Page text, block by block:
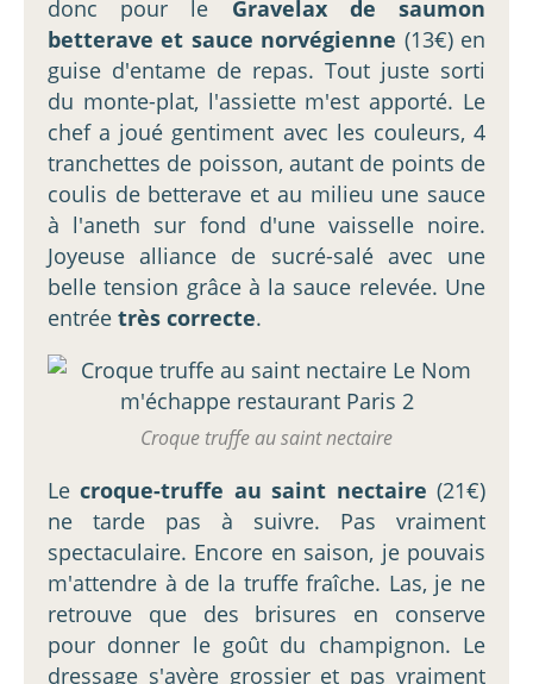
donc pour le Gravelax de saumon
betterave et sauce norvégienne (13€) en
guise d'entame de repas. Tout juste sorti
du monte-plat, l'assiette m'est apporté. Le
chef a joué gentiment avec les couleurs, 4
tranchettes de poisson, autant de points de
coulis de betterave et au milieu une sauce
à l'aneth sur fond d'une vaisselle noire.
Joyeuse alliance de sucré-salé avec une
belle tension grâce à la sauce relevée. Une
entrée très correcte.
Croque truffe au saint nectaire
Le croque-truffe au saint nectaire (21€)
ne tarde pas à suivre. Pas vraiment
spectaculaire. Encore en saison, je pouvais
m'attendre à de la truffe fraîche. Las, je ne
retrouve que des brisures en conserve
pour donner le goût du champignon. Le
dressage s'avère grossier et pas vraiment